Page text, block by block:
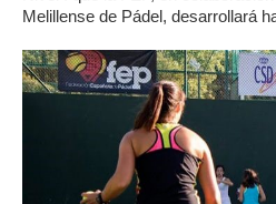
Melillense de Pádel, desarrollará